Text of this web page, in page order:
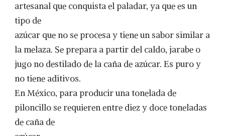
artesanal que conquista el paladar, ya que es un
tipo de
azúcar que no se procesa y tiene un sabor similar a
la melaza. Se prepara a partir del caldo, jarabe o
jugo no destilado de la caña de azúcar. Es puro y
no tiene aditivos.
En México, para producir una tonelada de
piloncillo se requieren entre diez y doce toneladas
de caña de